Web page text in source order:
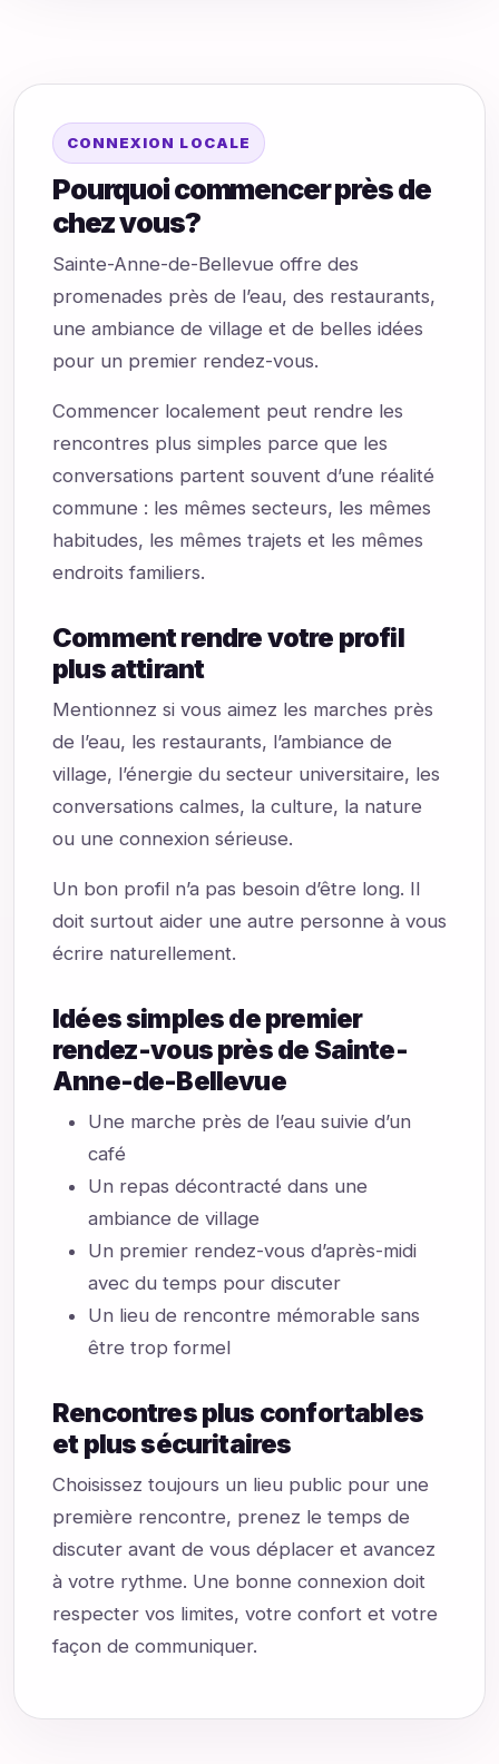
CONNEXION LOCALE
Pourquoi commencer près de
chez vous?
Sainte-Anne-de-Bellevue offre des
promenades près de l’eau, des restaurants,
une ambiance de village et de belles idées
pour un premier rendez-vous.
Commencer localement peut rendre les
rencontres plus simples parce que les
conversations partent souvent d’une réalité
commune : les mêmes secteurs, les mêmes
habitudes, les mêmes trajets et les mêmes
endroits familiers.
Comment rendre votre profil
plus attirant
Mentionnez si vous aimez les marches près
de l’eau, les restaurants, l’ambiance de
village, l’énergie du secteur universitaire, les
conversations calmes, la culture, la nature
ou une connexion sérieuse.
Un bon profil n’a pas besoin d’être long. Il
doit surtout aider une autre personne à vous
écrire naturellement.
Idées simples de premier
rendez-vous près de Sainte-
Anne-de-Bellevue
Une marche près de l’eau suivie d’un
café
Un repas décontracté dans une
ambiance de village
Un premier rendez-vous d’après-midi
avec du temps pour discuter
Un lieu de rencontre mémorable sans
être trop formel
Rencontres plus confortables
et plus sécuritaires
Choisissez toujours un lieu public pour une
première rencontre, prenez le temps de
discuter avant de vous déplacer et avancez
à votre rythme. Une bonne connexion doit
respecter vos limites, votre confort et votre
façon de communiquer.